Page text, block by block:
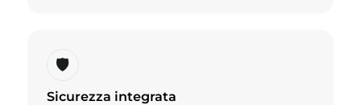
🛡️
Sicurezza integrata